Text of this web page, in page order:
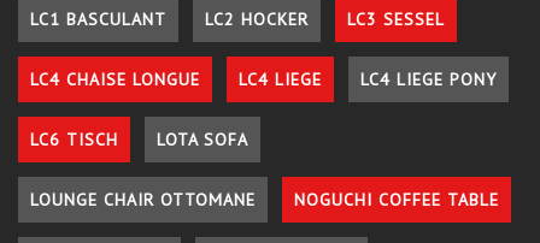
LC1 BASCULANT LC2 HOCKER LC3 SESSEL
LC4 CHAISE LONGUE LC4 LIEGE LC4 LIEGE PONY
LC6 TISCH LOTA SOFA
LOUNGE CHAIR OTTOMANE NOGUCHI COFFEE TABLE